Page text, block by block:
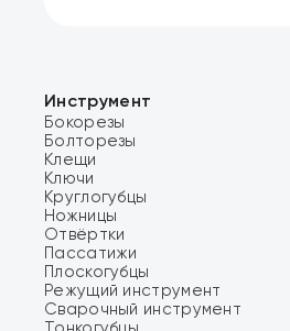
Инструмент
Бокорезы
Болторезы
Клещи
Ключи
Круглогубцы
Ножницы
Отвёртки
Пассатижи
Плоскогубцы
Режущий инструмент
Сварочный инструмент